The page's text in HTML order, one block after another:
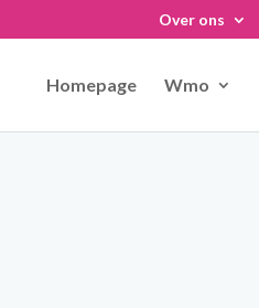
Over ons
Homepage Wmo